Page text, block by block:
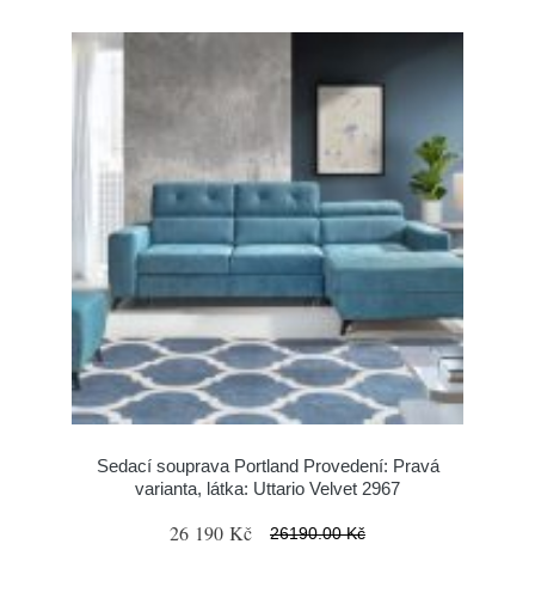
Sedací souprava Portland Provedení: Pravá
varianta, látka: Uttario Velvet 2967
26 190 Kč 26190.00 Kč